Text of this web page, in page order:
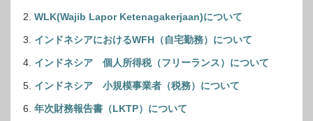
WLK(Wajib Lapor Ketenagakerjaan)について
インドネシアにおけるWFH（自宅勤務）について
インドネシア 個人所得税（フリーランス）について
インドネシア 小規模事業者（税務）について
年次財務報告書（LKTP）について